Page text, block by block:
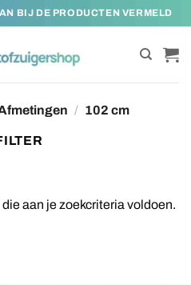
BIJ DE PRODUCTEN VERMELD
/ 102 cm
aan je zoekcriteria voldoen.